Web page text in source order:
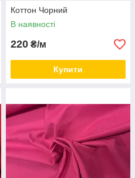
в Україні в нашому магазині
Коттон Чорний
В наявності
220 ₴/м
Купити